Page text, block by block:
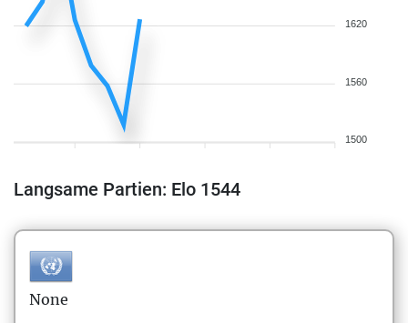
1620
1560
1500
Langsame Partien: Elo 1544
None